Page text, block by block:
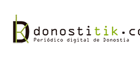
contenido